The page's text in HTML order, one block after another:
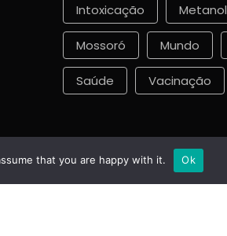
Intoxicação Metanol
Mossoró Mundo
Saúde Vacinação
that you are happy with it. Ok